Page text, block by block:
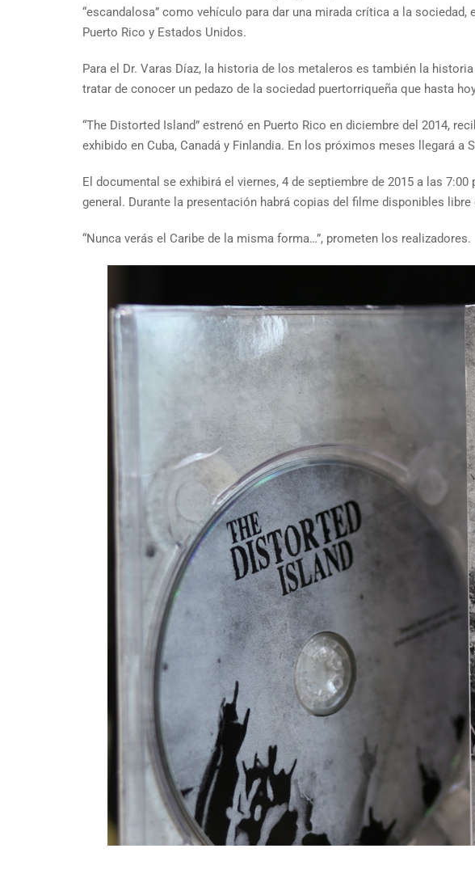
“escandalosa” como vehículo para dar una mirada crítica a la
Puerto Rico y Estados Unidos.
Para el Dr. Varas Díaz, la historia de los metaleros es también la
tratar de conocer un pedazo de la sociedad puertorriqueña que hasta
“The Distorted Island” estrenó en Puerto Rico en diciembre del 2014,
exhibido en Cuba, Canadá y Finlandia. En los próximos meses llegará a
El documental se exhibirá el viernes, 4 de septiembre de 2015 a las
general. Durante la presentación habrá copias del filme disponibles
“Nunca verás el Caribe de la misma forma…”, prometen los realizadores.